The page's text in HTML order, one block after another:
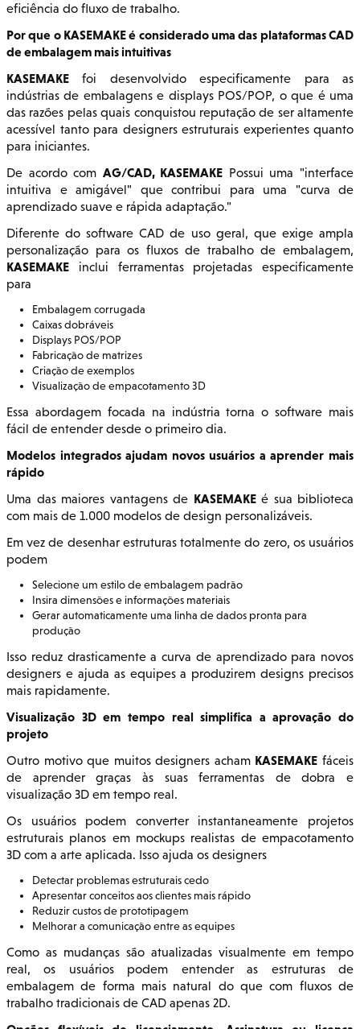
eficiência do fluxo de trabalho.
Por que o KASEMAKE é considerado uma das plataformas CAD
de embalagem mais intuitivas
KASEMAKE foi desenvolvido especificamente para as
indústrias de embalagens e displays POS/POP, o que é uma
das razões pelas quais conquistou reputação de ser altamente
acessível tanto para designers estruturais experientes quanto
para iniciantes.
De acordo com AG/CAD, KASEMAKE Possui uma "interface
intuitiva e amigável" que contribui para uma "curva de
aprendizado suave e rápida adaptação."
Diferente do software CAD de uso geral, que exige ampla
personalização para os fluxos de trabalho de embalagem,
KASEMAKE inclui ferramentas projetadas especificamente
para
Embalagem corrugada
Caixas dobráveis
Displays POS/POP
Fabricação de matrizes
Criação de exemplos
Visualização de empacotamento 3D
Essa abordagem focada na indústria torna o software mais
fácil de entender desde o primeiro dia.
Modelos integrados ajudam novos usuários a aprender mais
rápido
Uma das maiores vantagens de KASEMAKEé sua biblioteca
com mais de 1.000 modelos de design personalizáveis.
Em vez de desenhar estruturas totalmente do zero, os usuários
podem
Selecione um estilo de embalagem padrão
Insira dimensões e informações materiais
Gerar automaticamente uma linha de dados pronta para
produção
Isso reduz drasticamente a curva de aprendizado para novos
designers e ajuda as equipes a produzirem designs precisos
mais rapidamente.
Visualização 3D em tempo real simplifica a aprovação do
projeto
Outro motivo que muitos designers acham KASEMAKE fáceis
de aprender graças às suas ferramentas de dobra e
visualização 3D em tempo real.
Os usuários podem converter instantaneamente projetos
estruturais planos em mockups realistas de empacotamento
3D com a arte aplicada. Isso ajuda os designers
Detectar problemas estruturais cedo
Apresentar conceitos aos clientes mais rápido
Reduzir custos de prototipagem
Melhorar a comunicação entre as equipes
Como as mudanças são atualizadas visualmente em tempo
real, os usuários podem entender as estruturas de
embalagem de forma mais natural do que com fluxos de
trabalho tradicionais de CAD apenas 2D.